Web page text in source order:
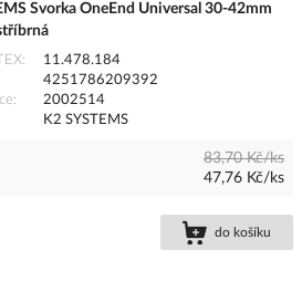
Svorka OneEnd Universal 30-42mm
11.478.184
4251786209392
2002514
K2 SYSTEMS
83,70 Kč/ks
47,76 Kč/ks
do košíku